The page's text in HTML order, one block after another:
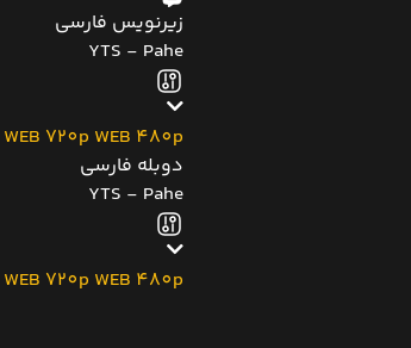
زیرنویس فارسی
YTS - Pahe
WEB 720p WEB 480p
دوبله فارسی
YTS - Pahe
WEB 720p WEB 480p